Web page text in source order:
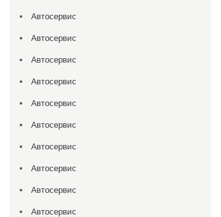
Автосервис
Автосервис
Автосервис
Автосервис
Автосервис
Автосервис
Автосервис
Автосервис
Автосервис
Автосервис